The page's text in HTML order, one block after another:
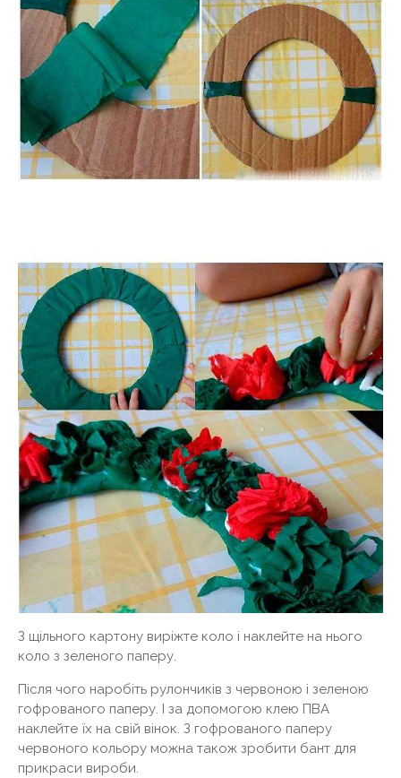
З щільного картону виріжте коло і наклейте на нього
коло з зеленого паперу.
Після чого наробіть рулончиків з червоною і зеленою
гофрованого паперу. І за допомогою клею ПВА
наклейте їх на свій вінок. З гофрованого паперу
червоного кольору можна також зробити бант для
прикраси вироби.